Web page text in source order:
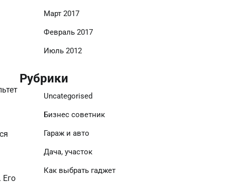
Март 2017
Февраль 2017
Июль 2012
Рубрики
Uncategorised
Бизнес советник
Гараж и авто
Дача, участок
Как выбрать гаджет